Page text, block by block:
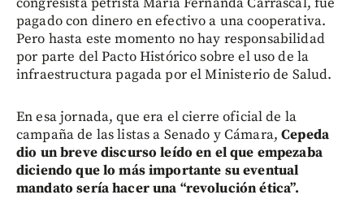
pagado con dinero en efectivo a una cooperativa.
Pero hasta este momento no hay responsabilidad
por parte del Pacto Histórico sobre el uso de la
infraestructura pagada por el Ministerio de Salud.
En esa jornada, que era el cierre oficial de la
campaña de las listas a Senado y Cámara,Cepeda
dio un breve discurso leído en el que empezaba
diciendo que lo más importante su eventual
mandato sería hacer una “revolución ética”.